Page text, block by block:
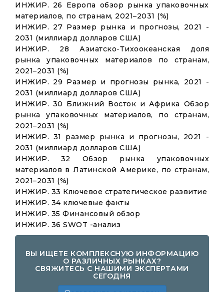
ИНЖИР. 26 Европа обзор рынка упаковочных
материалов, по странам, 2021–2031 (%)
ИНЖИР. 27 Размер рынка и прогнозы, 2021 -
2031 (миллиард долларов США)
ИНЖИР. 28 Азиатско-Тихоокеанская доля
рынка упаковочных материалов по странам,
2021–2031 (%)
ИНЖИР. 29 Размер и прогнозы рынка, 2021 -
2031 (миллиард долларов США)
ИНЖИР. 30 Ближний Восток и Африка Обзор
рынка упаковочных материалов, по странам,
2021–2031 (%)
ИНЖИР. 31 размер рынка и прогнозы, 2021 -
2031 (миллиард долларов США)
ИНЖИР. 32 Обзор рынка упаковочных
материалов в Латинской Америке, по странам,
2021–2031 (%)
ИНЖИР. 33 Ключевое стратегическое развитие
ИНЖИР. 34 ключевые факты
ИНЖИР. 35 Финансовый обзор
ИНЖИР. 36 SWOT -анализ
ВЫ ИЩЕТЕ КОМПЛЕКСНУЮ ИНФОРМАЦИЮ
О РАЗЛИЧНЫХ РЫНКАХ?
СВЯЖИТЕСЬ С НАШИМИ ЭКСПЕРТАМИ
СЕГОДНЯ